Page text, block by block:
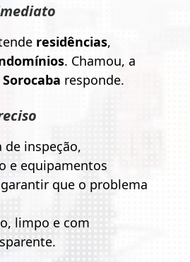
residências,
. Chamou, a
responde.
de inspeção,
e equipamentos
que o problema
limpo e com